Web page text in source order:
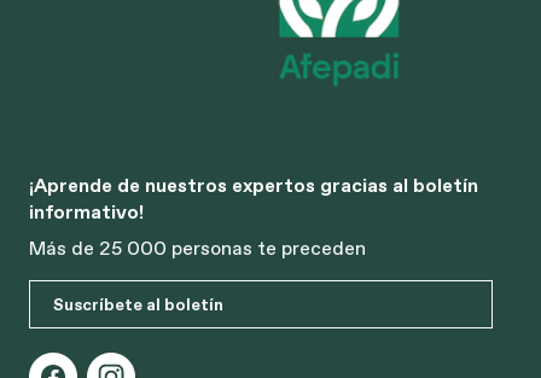
¡Aprende de nuestros expertos gracias al boletín
informativo!
Más de 25 000 personas te preceden
Suscríbete al boletín